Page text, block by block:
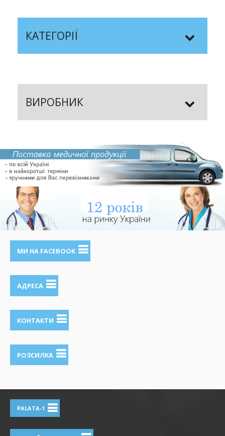
КАТЕГОРІЇ
ВИРОБНИК
МИ НА FACEBOOK
АДРЕСА
КОНТАКТИ
РОЗСИЛКА
PALATA-1